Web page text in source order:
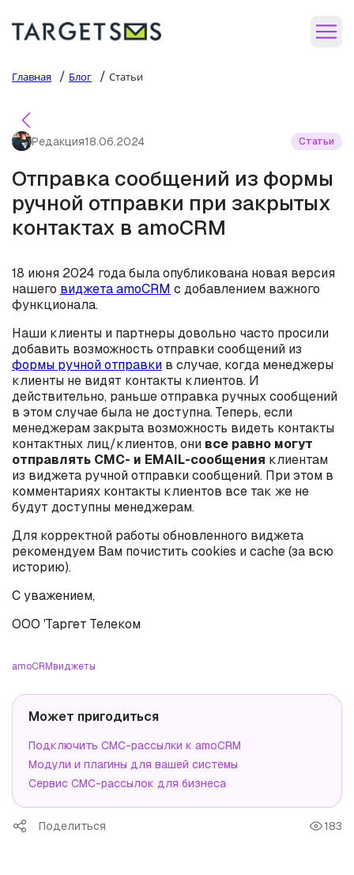
Главная / Блог / Статьи
Редакция18.06.2024 Статьи
Отправка сообщений из формы
ручной отправки при закрытых
контактах в amoCRM
18 июня 2024 года была опубликована новая версия
нашего виджета amoCRM с добавлением важного
функционала.
Наши клиенты и партнеры довольно часто просили
добавить возможность отправки сообщений из
формы ручной отправки в случае, когда менеджеры
клиенты не видят контакты клиентов. И
действительно, раньше отправка ручных сообщений
в этом случае была не доступна. Теперь, если
менеджерам закрыта возможность видеть контакты
контактных лиц/клиентов, они все равно могут
отправлять СМС- и EMAIL-сообщения клиентам
из виджета ручной отправки сообщений. При этом в
комментариях контакты клиентов все так же не
будут доступны менеджерам.
Для корректной работы обновленного виджета
рекомендуем Вам почистить cookies и cache (за всю
историю).
С уважением,
ООО 'Таргет Телеком
amoCRMвиджеты
Может пригодиться
Подключить СМС-рассылки к amoCRM
Модули и плагины для вашей системы
Сервис СМС-рассылок для бизнеса
Поделиться 183